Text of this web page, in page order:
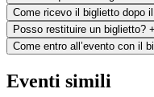
Come ricevo il biglietto dopo
Posso restituire un biglietto? +
Come entro all’evento con il
Eventi simili